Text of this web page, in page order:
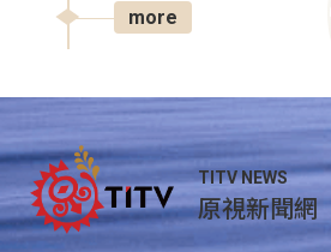
more
TITV NEWS
原視新聞網